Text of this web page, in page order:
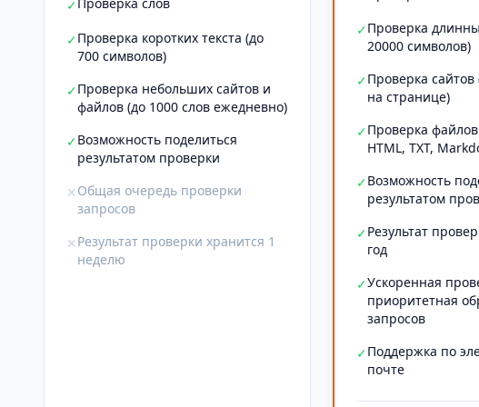
✓
✓Проверка коротких текста (до
700 символов)
✓Проверка небольших сайтов и
файлов (до 1000 слов ежедневно)
✓Возможность поделиться
результатом проверки
✕Общая очередь проверки
запросов
✕Результат проверки хранится 1
неделю
✓Проверка
20000 символов)
✓Проверка
на странице)
✓Проверка файлов
HTML, TXT,
✓Возможность
результатом
✓Результат
год
✓Ускоренная
приоритетная
запросов
✓Поддержка по
почте